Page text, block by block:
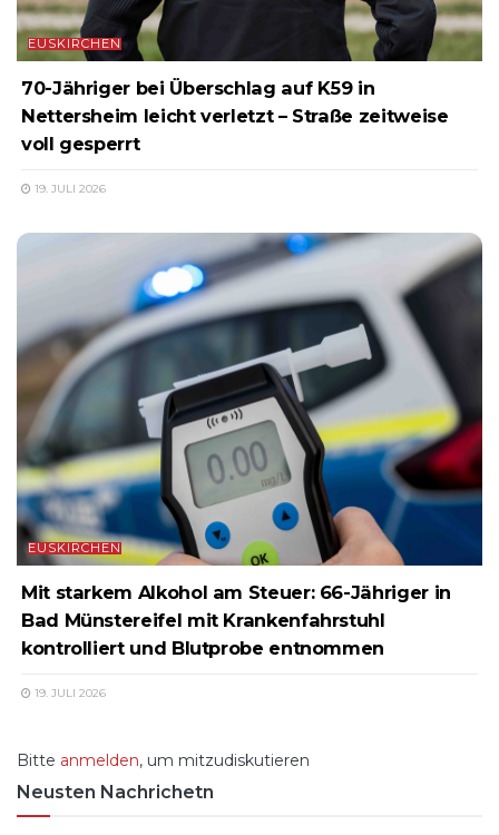
EUSKIRCHEN
70-Jähriger bei Überschlag auf K59 in
Nettersheim leicht verletzt – Straße zeitweise
voll gesperrt
19. JULI 2026
EUSKIRCHEN
Mit starkem Alkohol am Steuer: 66-Jähriger in
Bad Münstereifel mit Krankenfahrstuhl
kontrolliert und Blutprobe entnommen
19. JULI 2026
Bitte anmelden, um mitzudiskutieren
Neusten Nachrichetn